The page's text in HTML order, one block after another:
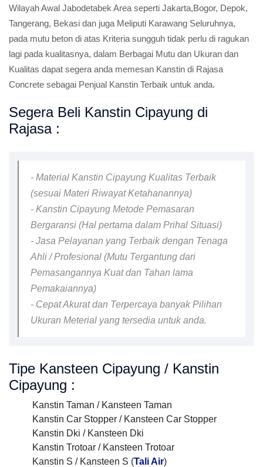
Wilayah Awal Jabodetabek Area seperti Jakarta,Bogor, Depok,
Tangerang, Bekasi dan juga Meliputi Karawang Seluruhnya,
pada mutu beton di atas Kriteria sungguh tidak perlu di ragukan
lagi pada kualitasnya, dalam Berbagai Mutu dan Ukuran dan
Kualitas dapat segera anda memesan Kanstin di Rajasa
Concrete sebagai Penjual Kanstin Terbaik untuk anda.
Segera Beli Kanstin Cipayung di
Rajasa :
- Material Kanstin Cipayung Kualitas Terbaik
(sesuai Materi Riwayat Ketahanannya)
- Kanstin Cipayung Metode Pemasaran
Bergaransi (Hal pertama dalam Prihal Situasi)
- Jasa Pelayanan yang Terbaik dengan Tenaga
Ahli / Profesional (Mutu Tergantung dari
Pemasangannya Kuat dan Tahan lama
Pemakaiannya)
- Cepat Akurat dan Terpercaya banyak Pilihan
Ukuran Meterial yang tersedia untuk anda.
Tipe Kansteen Cipayung / Kanstin
Cipayung :
Kanstin Taman / Kansteen Taman
Kanstin Car Stopper / Kansteen Car Stopper
Kanstin Dki / Kansteen Dki
Kanstin Trotoar / Kansteen Trotoar
Kanstin S / Kansteen S (Tali Air)